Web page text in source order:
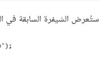
ستُعرض الشيفرة السابقة في